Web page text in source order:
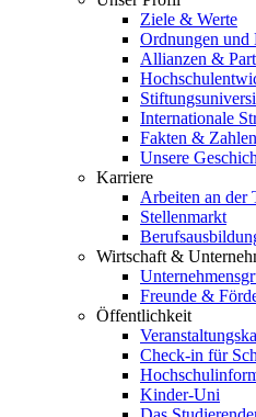
Ziele & Werte
Ordnungen und
Allianzen &
Internationale
Fakten & Zahlen
Unsere
Karriere
Arbeiten an der
Stellenmarkt
Wirtschaft &
Freunde &
Öffentlichkeit
Check-in für
Kinder-Uni